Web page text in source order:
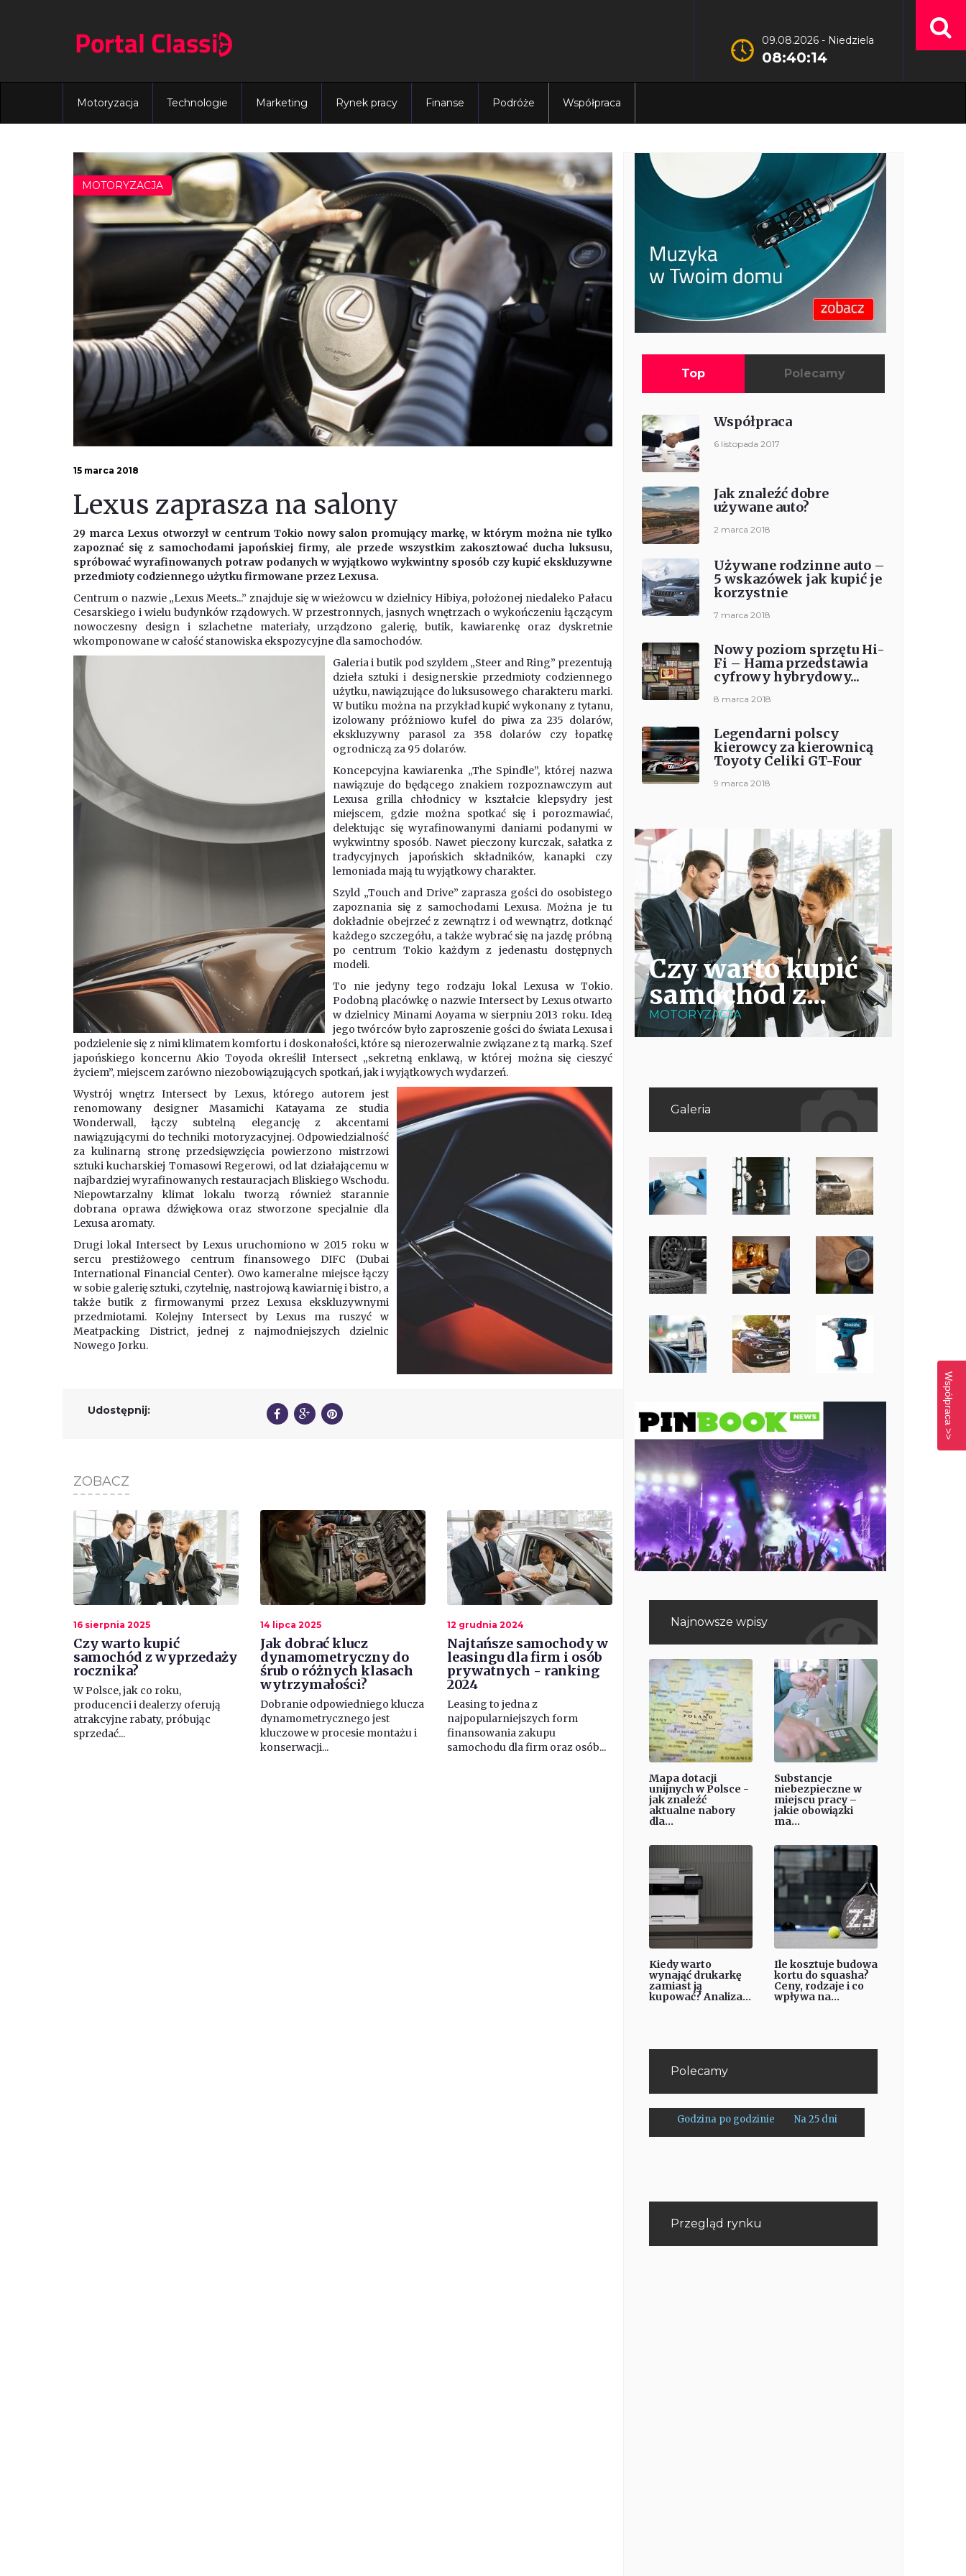
09.08.2026 - Niedziela
08:40:15
Motoryzacja Technologie Marketing Rynek pracy Finanse Podróże Współpraca
MOTORYZACJA
15 marca 2018
Lexus zaprasza na salony
29 marca Lexus otworzył w centrum Tokio nowy salon promujący markę, w którym można nie tylko
zapoznać się z samochodami japońskiej firmy, ale przede wszystkim zakosztować ducha luksusu,
spróbować wyrafinowanych potraw podanych w wyjątkowo wykwintny sposób czy kupić ekskluzywne
przedmioty codziennego użytku firmowane przez Lexusa.
Centrum o nazwie „Lexus Meets...” znajduje się w wieżowcu w dzielnicy Hibiya, położonej niedaleko Pałacu
Cesarskiego i wielu budynków rządowych. W przestronnych, jasnych wnętrzach o wykończeniu łączącym
nowoczesny design i szlachetne materiały, urządzono galerię, butik, kawiarenkę oraz dyskretnie
wkomponowane w całość stanowiska ekspozycyjne dla samochodów.
Galeria i butik pod szyldem „Steer and Ring” prezentują
dzieła sztuki i designerskie przedmioty codziennego
użytku, nawiązujące do luksusowego charakteru marki.
W butiku można na przykład kupić wykonany z tytanu,
izolowany próżniowo kufel do piwa za 235 dolarów,
ekskluzywny parasol za 358 dolarów czy łopatkę
ogrodniczą za 95 dolarów.
Koncepcyjna kawiarenka „The Spindle”, której nazwa
nawiązuje do będącego znakiem rozpoznawczym aut
Lexusa grilla chłodnicy w kształcie klepsydry jest
miejscem, gdzie można spotkać się i porozmawiać,
delektując się wyrafinowanymi daniami podanymi w
wykwintny sposób. Nawet pieczony kurczak, sałatka z
tradycyjnych japońskich składników, kanapki czy
lemoniada mają tu wyjątkowy charakter.
Szyld „Touch and Drive” zaprasza gości do osobistego
zapoznania się z samochodami Lexusa. Można je tu
dokładnie obejrzeć z zewnątrz i od wewnątrz, dotknąć
każdego szczegółu, a także wybrać się na jazdę próbną
po centrum Tokio każdym z jedenastu dostępnych
modeli.
To nie jedyny tego rodzaju lokal Lexusa w Tokio.
Podobną placówkę o nazwie Intersect by Lexus otwarto
w dzielnicy Minami Aoyama w sierpniu 2013 roku. Ideą
jego twórców było zaproszenie gości do świata Lexusa i
podzielenie się z nimi klimatem komfortu i doskonałości, które są nierozerwalnie związane z tą marką. Szef
japońskiego koncernu Akio Toyoda określił Intersect „sekretną enklawą, w której można się cieszyć
życiem”, miejscem zarówno niezobowiązujących spotkań, jak i wyjątkowych wydarzeń.
Wystrój wnętrz Intersect by Lexus, którego autorem jest
renomowany designer Masamichi Katayama ze studia
Wonderwall, łączy subtelną elegancję z akcentami
nawiązującymi do techniki motoryzacyjnej. Odpowiedzialność
za kulinarną stronę przedsięwzięcia powierzono mistrzowi
sztuki kucharskiej Tomasowi Regerowi, od lat działającemu w
najbardziej wyrafinowanych restauracjach Bliskiego Wschodu.
Niepowtarzalny klimat lokalu tworzą również starannie
dobrana oprawa dźwiękowa oraz stworzone specjalnie dla
Lexusa aromaty.
Drugi lokal Intersect by Lexus uruchomiono w 2015 roku w
sercu prestiżowego centrum finansowego DIFC (Dubai
International Financial Center). Owo kameralne miejsce łączy
w sobie galerię sztuki, czytelnię, nastrojową kawiarnię i bistro, a
także butik z firmowanymi przez Lexusa ekskluzywnymi
przedmiotami. Kolejny Intersect by Lexus ma ruszyć w
Meatpacking District, jednej z najmodniejszych dzielnic
Nowego Jorku.
Udostępnij:
ZOBACZ
16 sierpnia 2025
Czy warto kupić
samochód z wyprzedaży
rocznika?
W Polsce, jak co roku,
producenci i dealerzy oferują
atrakcyjne rabaty, próbując
sprzedać...
14 lipca 2025
Jak dobrać klucz
dynamometryczny do
śrub o różnych klasach
wytrzymałości?
Dobranie odpowiedniego klucza
dynamometrycznego jest
kluczowe w procesie montażu i
konserwacji...
12 grudnia 2024
Najtańsze samochody w
leasingu dla firm i osób
prywatnych - ranking
2024
Leasing to jedna z
najpopularniejszych form
finansowania zakupu
samochodu dla firm oraz osób...
Top Polecamy
Współpraca
6 listopada 2017
Jak znaleźć dobre
używane auto?
2 marca 2018
Używane rodzinne auto –
5 wskazówek jak kupić je
korzystnie
7 marca 2018
Nowy poziom sprzętu Hi-
Fi – Hama przedstawia
cyfrowy hybrydowy...
8 marca 2018
Legendarni polscy
kierowcy za kierownicą
Toyoty Celiki GT-Four
9 marca 2018
Czy warto kupić
samochód z...
MOTORYZACJA
Galeria
Najnowsze wpisy
Mapa dotacji
unijnych w Polsce -
jak znaleźć
aktualne nabory
dla...
Substancje
niebezpieczne w
miejscu pracy –
jakie obowiązki
ma...
Kiedy warto
wynająć drukarkę
zamiast ją
kupować? Analiza...
Ile kosztuje budowa
kortu do squasha?
Ceny, rodzaje i co
wpływa na...
Polecamy
Godzina po godzinie Na 25 dni
Przegląd rynku
Współpraca >>